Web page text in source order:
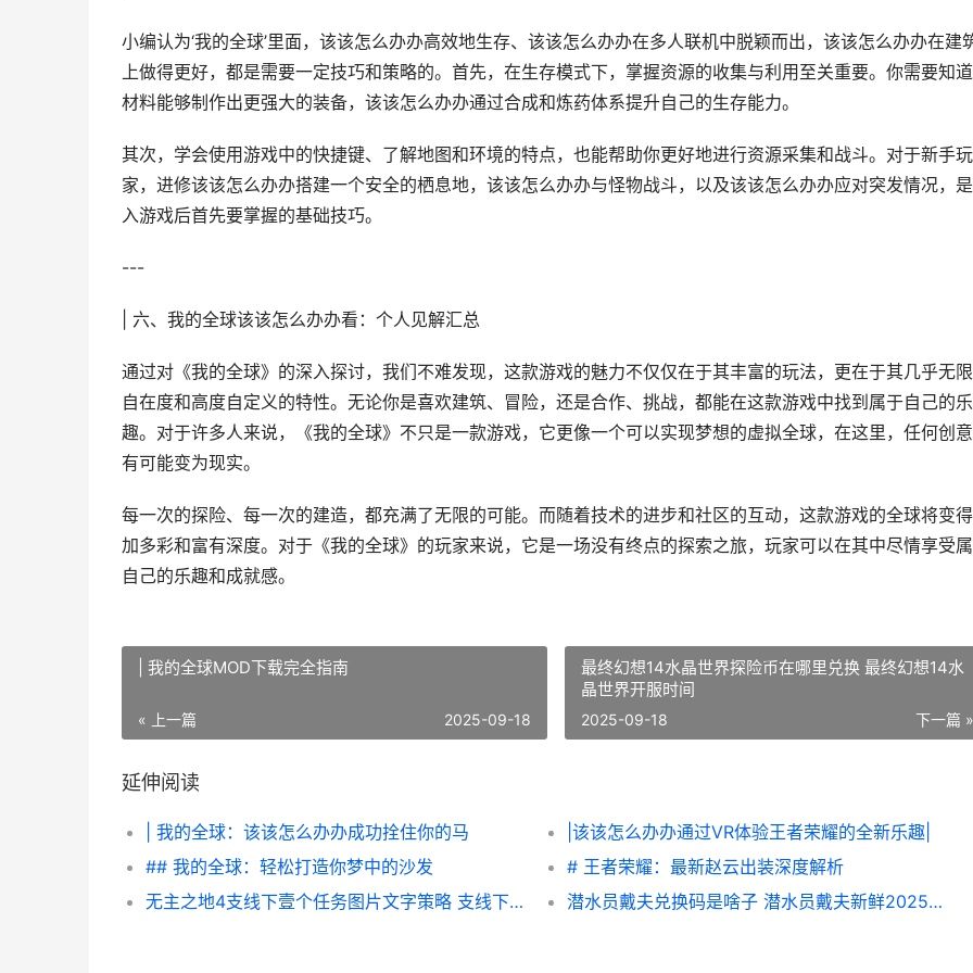
小编认为‘我的全球’里面，该该怎么办办高效地生存、该该怎么办办在多人联机中脱颖而出，该该怎么办办在建
上做得更好，都是需要一定技巧和策略的。首先，在生存模式下，掌握资源的收集与利用至关重要。你需要知
材料能够制作出更强大的装备，该该怎么办办通过合成和炼药体系提升自己的生存能力。
其次，学会使用游戏中的快捷键、了解地图和环境的特点，也能帮助你更好地进行资源采集和战斗。对于新手玩
家，进修该该怎么办办搭建一个安全的栖息地，该该怎么办办与怪物战斗，以及该该怎么办办应对突发情况，
入游戏后首先要掌握的基础技巧。
---
| 六、我的全球该该怎么办办看：个人见解汇总
通过对《我的全球》的深入探讨，我们不难发现，这款游戏的魅力不仅仅在于其丰富的玩法，更在于其几乎无
自在度和高度自定义的特性。无论你是喜欢建筑、冒险，还是合作、挑战，都能在这款游戏中找到属于自己的乐
趣。对于许多人来说，《我的全球》不只是一款游戏，它更像一个可以实现梦想的虚拟全球，在这里，任何创
有可能变为现实。
每一次的探险、每一次的建造，都充满了无限的可能。而随着技术的进步和社区的互动，这款游戏的全球将变
加多彩和富有深度。对于《我的全球》的玩家来说，它是一场没有终点的探索之旅，玩家可以在其中尽情享受
自己的乐趣和成就感。
| 我的全球MOD下载完全指南
« 上一篇 2025-09-18
最终幻想14水晶世界探险币在哪里兑换 最终幻想14水
晶世界开服时间
下一篇 »
2025-09-18
延伸阅读
| 我的全球：该该怎么办办成功拴住你的马
|该该怎么办办通过VR体验王者荣耀的全新乐趣|
## 我的全球：轻松打造你梦中的沙发
# 王者荣耀：最新赵云出装深度解析
无主之地4支线下壹个任务图片文字策略 支线下壹个任务如何做 无主之地4支线任务
潜水员戴夫兑换码是啥子 潜水员戴夫新鲜2025兑换码同享 潜水员戴夫兑换吗